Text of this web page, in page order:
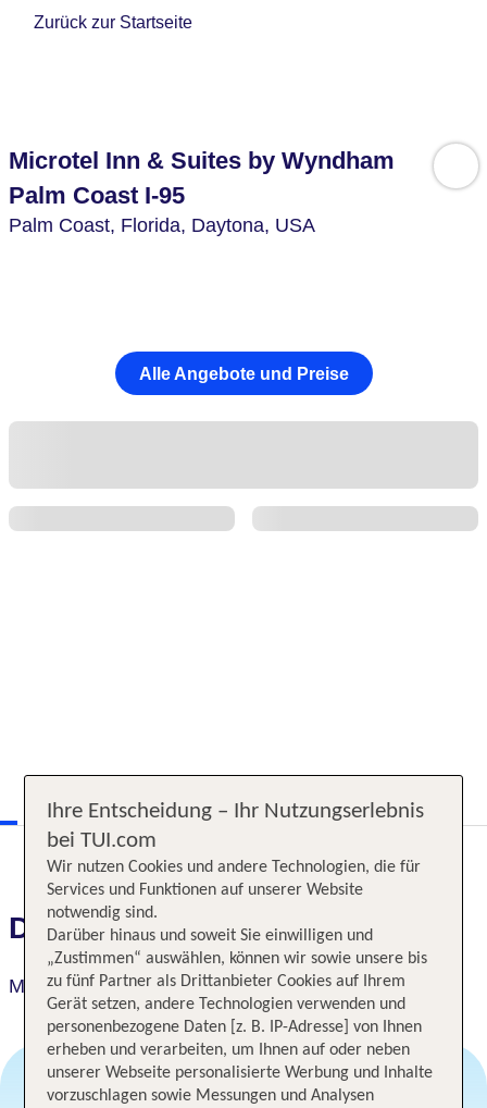
Zurück zur Startseite
Microtel Inn & Suites by Wyndham
Palm Coast I-95
Palm Coast, Florida, Daytona, USA
Alle Angebote und Preise
Das erwartet Sie
Microtel Inn & Suites by Wyndham Palm Coast I-95
Ihre Entscheidung – Ihr Nutzungserlebnis
bei TUI.com
Wir nutzen Cookies und andere Technologien, die für
Services und Funktionen auf unserer Website
notwendig sind.
Darüber hinaus und soweit Sie einwilligen und
„Zustimmen“ auswählen, können wir sowie unsere bis
zu fünf Partner als Drittanbieter Cookies auf Ihrem
Gerät setzen, andere Technologien verwenden und
personenbezogene Daten [z. B. IP-Adresse] von Ihnen
erheben und verarbeiten, um Ihnen auf oder neben
unserer Webseite personalisierte Werbung und Inhalte
vorzuschlagen sowie Messungen und Analysen